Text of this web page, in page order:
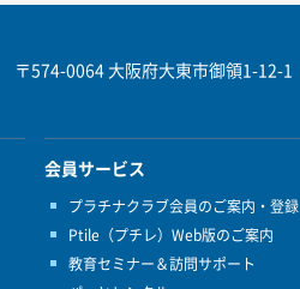
〒574-0064 大阪府大東市御領1-12-1
会員サービス
プラチナクラブ会員のご案内・登録
Ptile（プチレ）Web版のご案内
教育セミナー＆訪問サポート